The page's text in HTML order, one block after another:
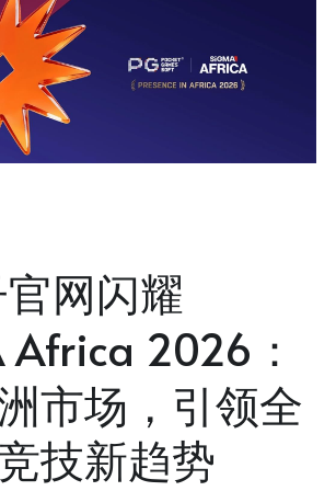
网闪耀
Africa 2026：
市场，引领全
技新趋势